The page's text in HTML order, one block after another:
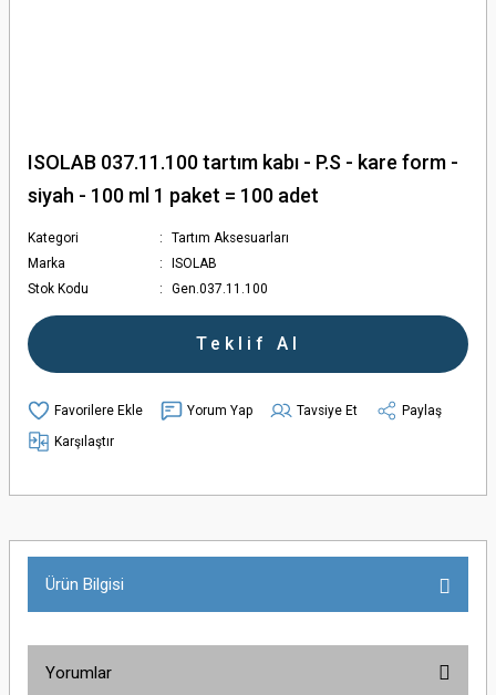
ISOLAB 037.11.100 tartım kabı - P.S - kare form -
siyah - 100 ml 1 paket = 100 adet
Kategori
Tartım Aksesuarları
Marka
ISOLAB
Stok Kodu
Gen.037.11.100
Teklif Al
Yorum Yap Tavsiye Et
Paylaş
Karşılaştır
Ürün Bilgisi
Yorumlar